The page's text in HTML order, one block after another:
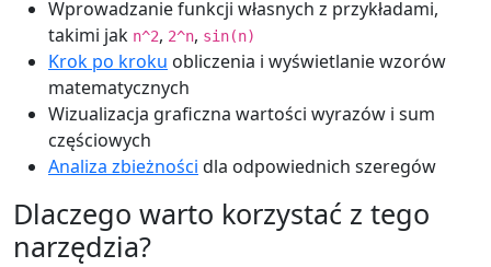
Wprowadzanie funkcji własnych z przykładami,
takimi jak n^2, 2^n, sin(n)
Krok po kroku obliczenia i wyświetlanie wzorów
matematycznych
Wizualizacja graficzna wartości wyrazów i sum
częściowych
Analiza zbieżności dla odpowiednich szeregów
Dlaczego warto korzystać z tego
narzędzia?